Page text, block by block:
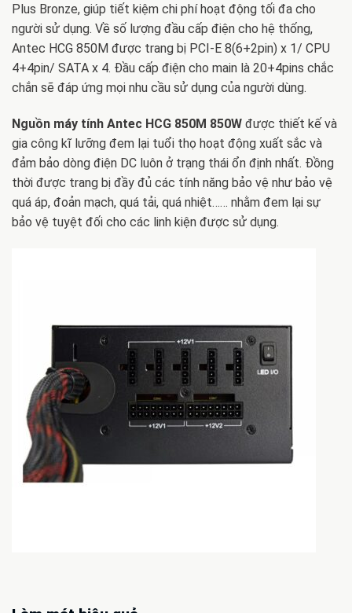
Plus Bronze, giúp tiết kiệm chi phí hoạt động tối đa cho
người sử dụng. Về số lượng đầu cấp điện cho hệ thống,
Antec HCG 850M được trang bị PCI-E 8(6+2pin) x 1/ CPU
4+4pin/ SATA x 4. Đầu cấp điện cho main là 20+4pins chắc
chắn sẽ đáp ứng mọi nhu cầu sử dụng của người dùng.
Nguồn máy tính Antec HCG 850M 850W được thiết kế và
gia công kĩ lưỡng đem lại tuổi thọ hoạt động xuất sắc và
đảm bảo dòng điện DC luôn ở trạng thái ổn định nhất. Đồng
thời được trang bị đầy đủ các tính năng bảo vệ như bảo vệ
quá áp, đoản mạch, quá tải, quá nhiệt…… nhằm đem lại sự
bảo vệ tuyệt đối cho các linh kiện được sử dụng.